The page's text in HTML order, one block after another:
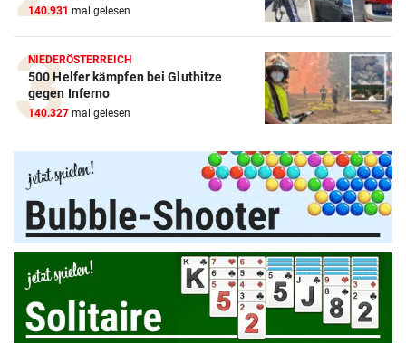
140.931 mal gelesen
NIEDERÖSTERREICH
500 Helfer kämpfen bei Gluthitze
gegen Inferno
140.327 mal gelesen
Amazon-Kindle Vergleich
ZUM VERGLEICH
Apple-iPad Vergleich
ZUM VERGLEICH
Apple-iPhone Vergleich
ZUM VERGLEICH
Apple Macbook Vergleich
ZUM VERGLEICH